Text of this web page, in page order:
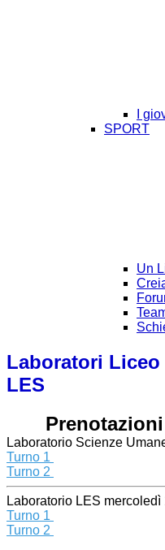
I
SPORT
Un
Laboratori Liceo
LES
Laboratorio Scienze
Turno 1
Turno 2
Laboratorio LES mercoledì
Turno 1
Turno 2